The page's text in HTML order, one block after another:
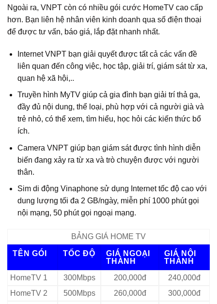
Ngoài ra, VNPT còn có nhiều gói cước HomeTV cao cấp
hơn. Bạn liên hệ nhân viên kinh doanh qua số điện thoại
để được tư vấn, báo giá, lắp đặt nhanh nhất.
Internet VNPT bạn giải quyết được tất cả các vấn đề
liên quan đến công việc, học tập, giải trí, giám sát từ xa,
quan hệ xã hội,..
Truyền hình MyTV giúp cả gia đình bạn giải trí thả ga,
đầy đủ nội dung, thể loại, phù hợp với cả người già và
trẻ nhỏ, có thể xem, tìm hiểu, học hỏi các kiến thức bổ
ích.
Camera VNPT giúp bạn giám sát được tình hình diễn
biến đang xảy ra từ xa và trò chuyện được với người
thân.
Sim di động Vinaphone sử dụng Internet tốc độ cao với
dung lượng tối đa 2 GB/ngày, miễn phí 1000 phút gọi
nội mạng, 50 phút gọi ngoại mạng.
BẢNG GIÁ HOME TV
TÊN GÓI TỐC ĐỘ
GIÁ NGOẠI
THÀNH
GIÁ NỘI
THÀNH
HomeTV 1
300Mbps 200,000đ
240,000đ
HomeTV 2
500Mbps 260,000đ
300,000đ